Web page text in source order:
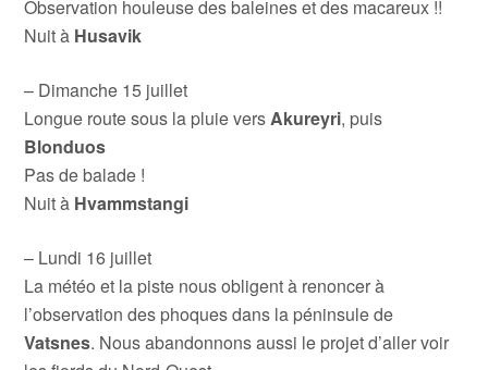
Observation houleuse des baleines et des macareux !!
Nuit à Husavik
– Dimanche 15 juillet
Longue route sous la pluie versAkureyri, puis
Blonduos
Pas de balade !
Nuit à Hvammstangi
– Lundi 16 juillet
La météo et la piste nous obligent à renoncer à
l’observation des phoques dans la péninsule de
Vatsnes. Nous abandonnons aussi le projet d’aller voir